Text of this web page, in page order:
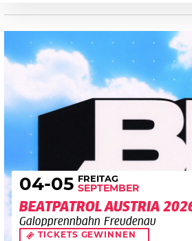
04-05 FREITAG
SEPTEMBER
BEATPATROL AUSTRIA
Galopprennbahn Freudenau
TICKETS GEWINNEN